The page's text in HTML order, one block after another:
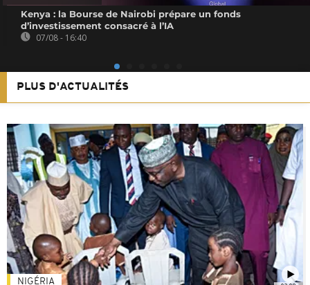
Kenya : la Bourse de Nairobi prépare un fonds
d’investissement consacré à l’IA
07/08 - 16:40
PLUS D'ACTUALITÉS
NIGÉRIA